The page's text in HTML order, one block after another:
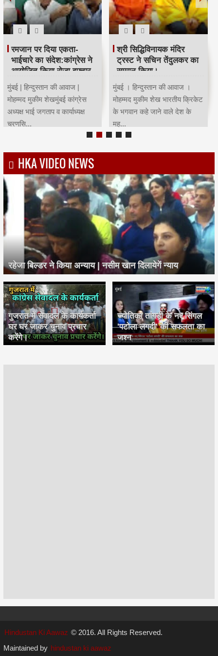
रमजान पर दिया एकता-
भाईचारे का संदेश:कांग्रेस ने
आयोजित किया रोजा इफ्तार
मुंबई | हिन्दुस्तान की आवाज |
मोहम्मद मुकीम शेखमुंबई कांग्रेस
अध्यक्ष भाई जगताप व कार्याध्यक्ष
चरणसि...
श्री सिद्धिविनायक मंदिर
ट्रस्ट ने सचिन तेंदुलकर का
सम्मान किया।
मुंबई । हिन्दुस्तान की आवाज ।
मोहम्मद मुकीम शेख भारतीय क्रिकेट
के भगवान कहे जाने वाले देश के
मह...
HKA VIDEO NEWS
रहेजा बिल्डर ने किया अन्याय | नसीम खान दिलायेगें न्याय
गुजरात में सेवादल के कार्यकर्ता
घर घर जाकर चुनाव प्रचार
करेंगे।
ज्योतिका तांगड़ी के नए सिंगल
'पटोला लगदी' की सफलता का
जश्न
Hindustan Ki Aawaz © 2016. All Rights Reserved.
Maintained by hindustan ki aawaz